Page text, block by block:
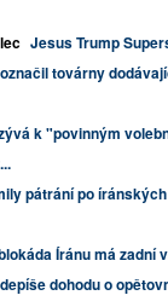
Jesus Trump
továrny
k "povinným
pátrání po
Íránu má zadní
dohodu o